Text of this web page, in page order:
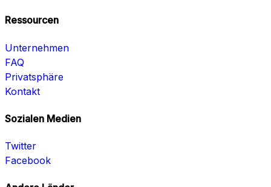
Ressourcen
Unternehmen
FAQ
Privatsphäre
Kontakt
Sozialen Medien
Twitter
Facebook